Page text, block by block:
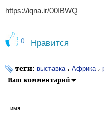
https://iqna.ir/00IBWQ
0 Нравится
теги: выставка ، Африка ،
Ваш комментарий
имя